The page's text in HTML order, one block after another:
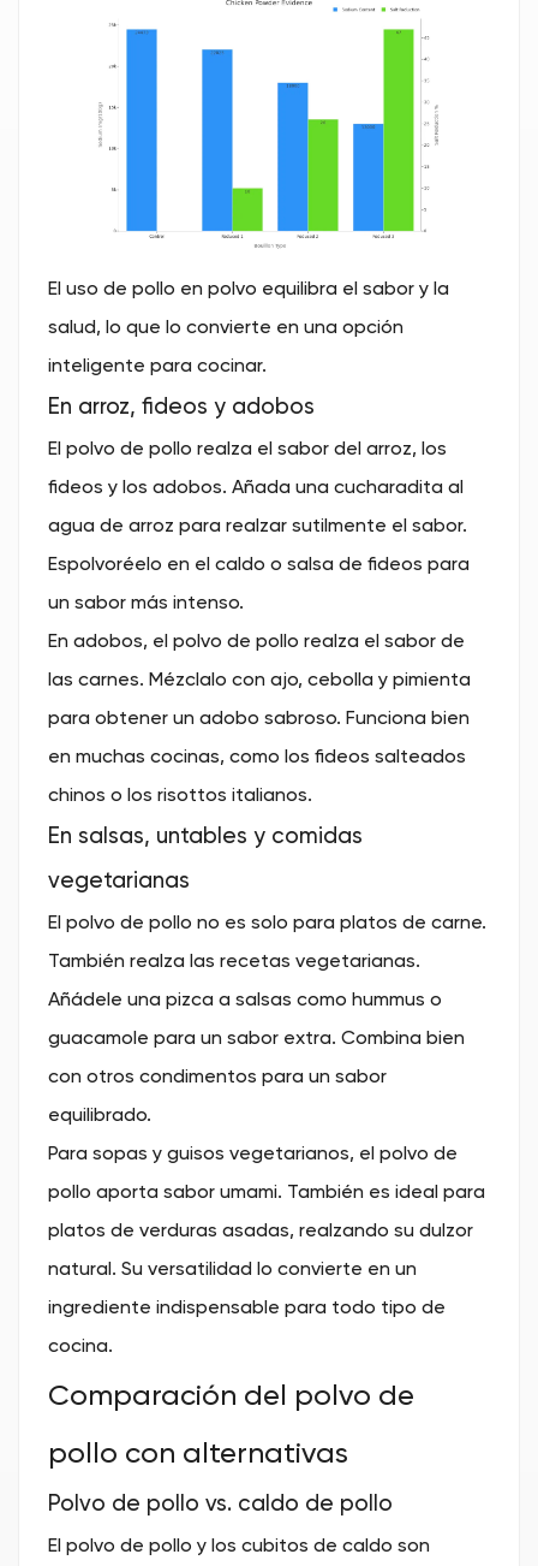
El uso de pollo en polvo equilibra el sabor y la
salud, lo que lo convierte en una opción
inteligente para cocinar.
En arroz, fideos y adobos
El polvo de pollo realza el sabor del arroz, los
fideos y los adobos. Añada una cucharadita al
agua de arroz para realzar sutilmente el sabor.
Espolvoréelo en el caldo o salsa de fideos para
un sabor más intenso.
En adobos, el polvo de pollo realza el sabor de
las carnes. Mézclalo con ajo, cebolla y pimienta
para obtener un adobo sabroso. Funciona bien
en muchas cocinas, como los fideos salteados
chinos o los risottos italianos.
En salsas, untables y comidas
vegetarianas
El polvo de pollo no es solo para platos de carne.
También realza las recetas vegetarianas.
Añádele una pizca a salsas como hummus o
guacamole para un sabor extra. Combina bien
con otros condimentos para un sabor
equilibrado.
Para sopas y guisos vegetarianos, el polvo de
pollo aporta sabor umami. También es ideal para
platos de verduras asadas, realzando su dulzor
natural. Su versatilidad lo convierte en un
ingrediente indispensable para todo tipo de
cocina.
Comparación del polvo de
pollo con alternativas
Polvo de pollo vs. caldo de pollo
El polvo de pollo y los cubitos de caldo son